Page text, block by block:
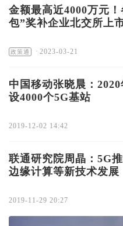
金额最高近4000万元
包”奖补企业北交所上
政策通 · 2023-03-21
中国移动张晓晨：
设4000个5G基站
2019-12-02 14:42
联通研究院周晶：5G推
边缘计算等新技术发展
2019-11-29 20:27